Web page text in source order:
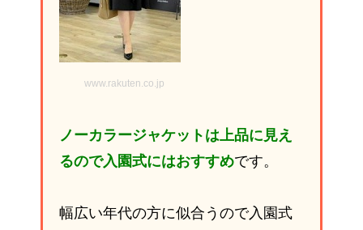
www.rakuten.co.jp
ノーカラージャケットは上品に見え
るので入園式にはおすすめです。
幅広い年代の方に似合うので入園式